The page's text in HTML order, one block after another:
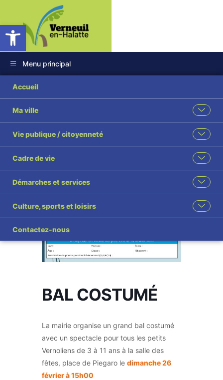
Ouvrir la barre d’outils
Menu principal
Accueil
Ma ville
Vie publique / citoyenneté
Cadre de vie
Démarches et services
Culture, sports et loisirs
Contactez-nous
BAL COSTUMÉ
La mairie organise un grand bal costumé
avec un spectacle pour tous les petits
Vernoliens de 3 à 11 ans à la salle des
fêtes, place de Piegaro le dimanche 26
février à 15h00